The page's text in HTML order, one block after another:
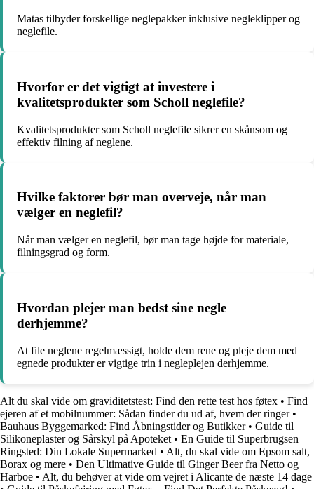
Matas tilbyder forskellige neglepakker inklusive negleklipper og
neglefile.
Hvorfor er det vigtigt at investere i
kvalitetsprodukter som Scholl neglefile?
Kvalitetsprodukter som Scholl neglefile sikrer en skånsom og
effektiv filning af neglene.
Hvilke faktorer bør man overveje, når man
vælger en neglefil?
Når man vælger en neglefil, bør man tage højde for materiale,
filningsgrad og form.
Hvordan plejer man bedst sine negle
derhjemme?
At file neglene regelmæssigt, holde dem rene og pleje dem med
egnede produkter er vigtige trin i negleplejen derhjemme.
Alt du skal vide om graviditetstest: Find den rette test hos føtex • Find
ejeren af et mobilnummer: Sådan finder du ud af, hvem der ringer•
Bauhaus Byggemarked: Find Åbningstider og Butikker• Guide til
Silikoneplaster og Sårskyl på Apoteket • En Guide til Superbrugsen
Ringsted: Din Lokale Supermarked • Alt, du skal vide om Epsom salt,
Borax og mere • Den Ultimative Guide til Ginger Beer fra Netto og
Harboe • Alt, du behøver at vide om vejret i Alicante de næste 14 dage